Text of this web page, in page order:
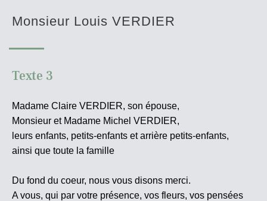
Monsieur Louis VERDIER
Texte 3
Madame Claire VERDIER, son épouse,
Monsieur et Madame Michel VERDIER,
leurs enfants, petits-enfants et arrière petits-enfants,
ainsi que toute la famille
Du fond du coeur, nous vous disons merci.
A vous, qui par votre présence, vos fleurs, vos pensées